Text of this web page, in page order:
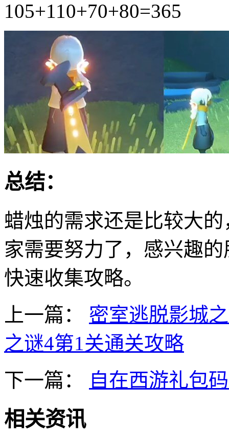
105+110+70+80=365
总结：
蜡烛的需求还是比较大
家需要努力了，感兴趣
快速收集攻略。
上一篇：
密室逃脱影城
之谜4第1关通关攻略
下一篇：
自在西游礼包
相关资讯